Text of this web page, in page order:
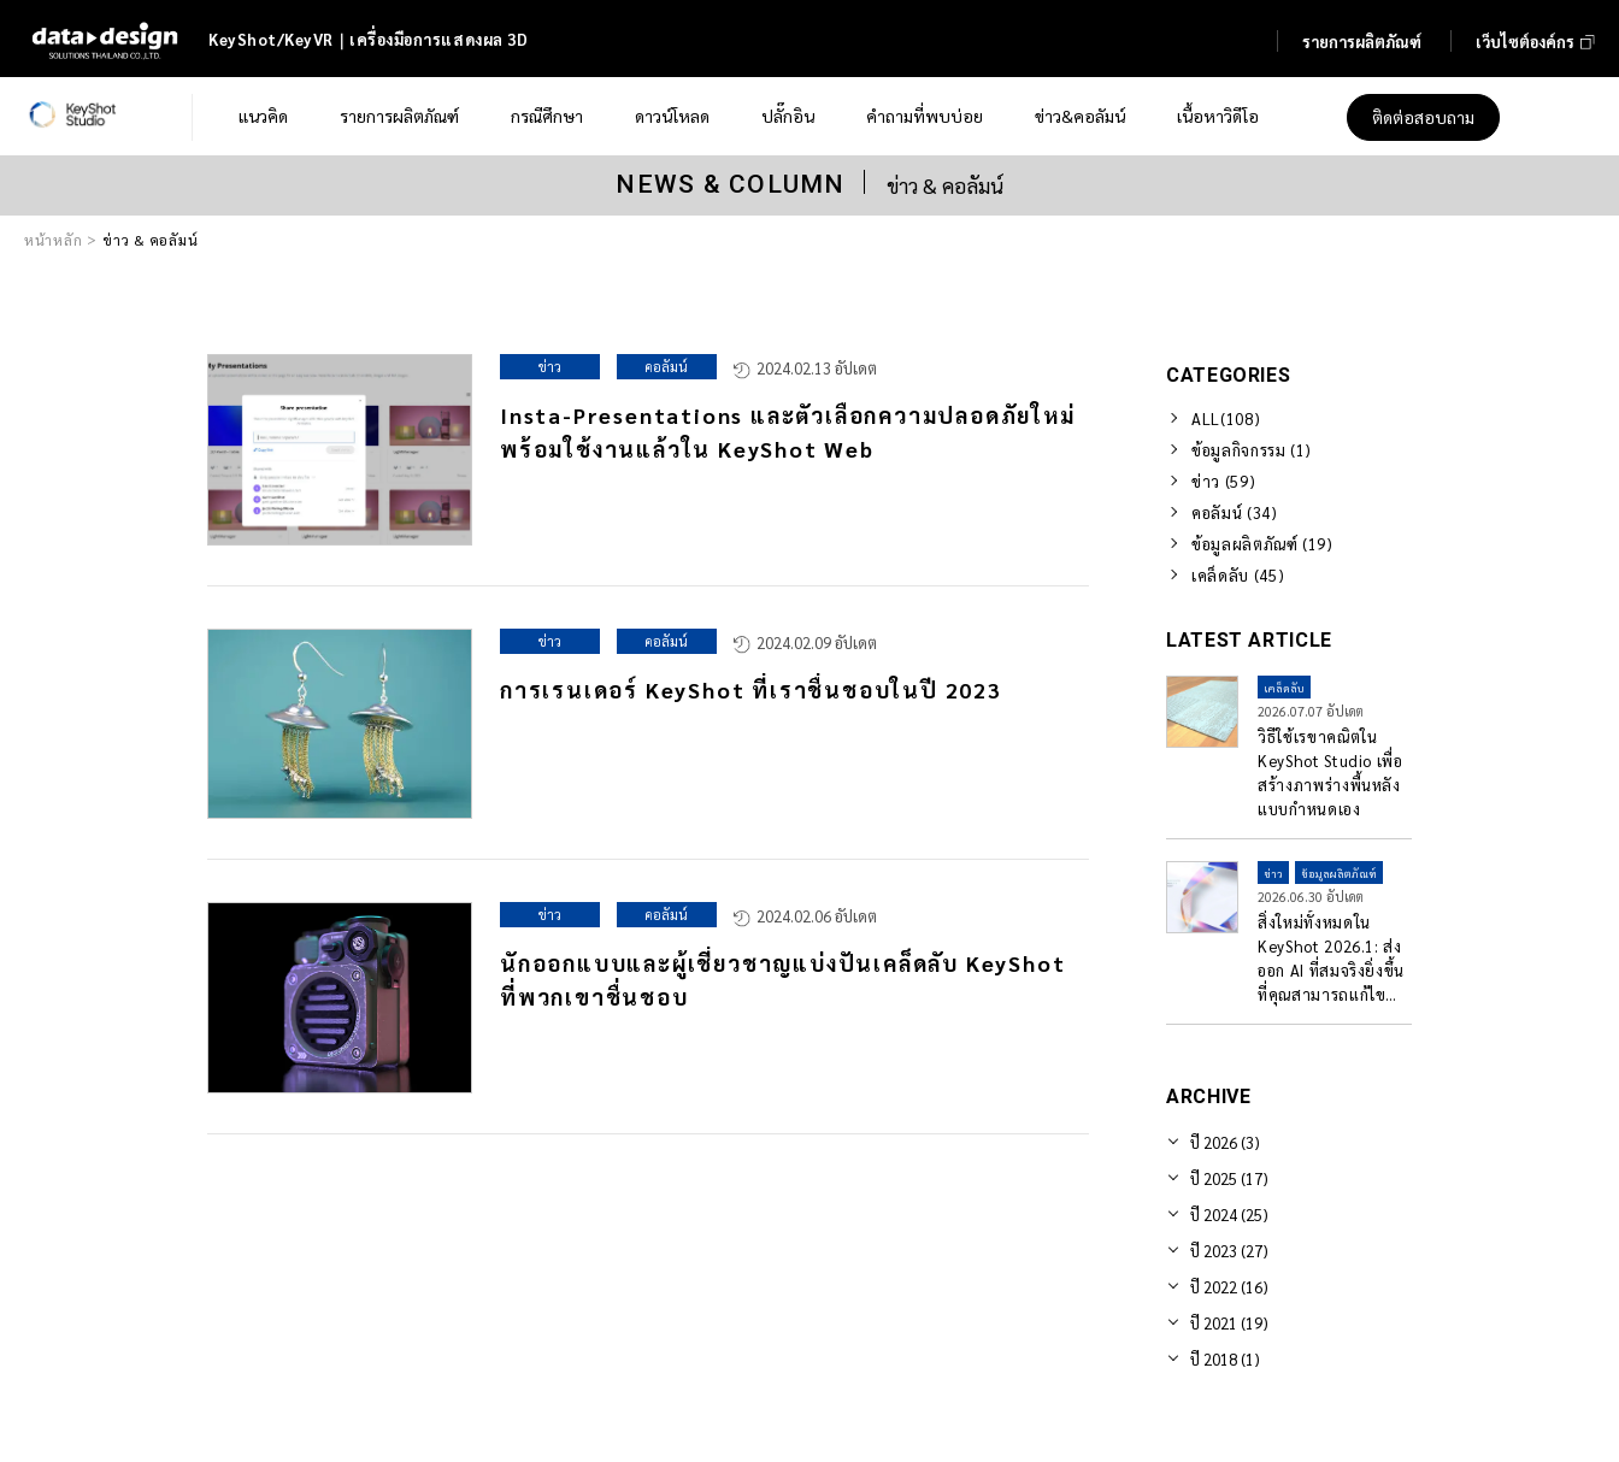
KeyShot/KeyVR｜เครื่องมือการแสดงผล 3D รายการผลิตภัณฑ์ เว็บไซต์องค์กร
แนวคิด รายการผลิตภัณฑ์ กรณีศึกษา ดาวน์โหลด ปลั๊กอิน คำถามที่พบบ่อย ข่าว&คอลัมน์ เนื้อหาวิดีโอ ติดต่อสอบถาม
NEWS & COLUMN ข่าว & คอลัมน์
หน้าหลัก ข่าว & คอลัมน์
ข่าว คอลัมน์ 2024.02.13 อัปเดต
Insta-Presentations และตัวเลือกความปลอดภัยใหม่
พร้อมใช้งานแล้วใน KeyShot Web
ข่าว คอลัมน์ 2024.02.09 อัปเดต
การเรนเดอร์ KeyShot ที่เราชื่นชอบในปี 2023
ข่าว คอลัมน์ 2024.02.06 อัปเดต
นักออกแบบและผู้เชี่ยวชาญแบ่งปันเคล็ดลับ KeyShot
ที่พวกเขาชื่นชอบ
CATEGORIES
ALL(108)
ข้อมูลกิจกรรม (1)
ข่าว (59)
คอลัมน์ (34)
ข้อมูลผลิตภัณฑ์ (19)
เคล็ดลับ (45)
LATEST ARTICLE
เคล็ดลับ
2026.07.07 อัปเดต
วิธีใช้เรขาคณิตใน
KeyShot Studio เพื่อ
สร้างภาพร่างพื้นหลัง
แบบกำหนดเอง
ข่าว ข้อมูลผลิตภัณฑ์
2026.06.30 อัปเดต
สิ่งใหม่ทั้งหมดใน
KeyShot 2026.1: ส่ง
ออก AI ที่สมจริงยิ่งขึ้น
ที่คุณสามารถแก้ไข
ARCHIVE
ปี 2026 (3)
ปี 2025 (17)
ปี 2024 (25)
ปี 2023 (27)
ปี 2022 (16)
ปี 2021 (19)
ปี 2018 (1)